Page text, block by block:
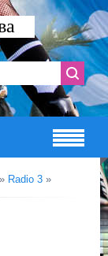
» Radio 3 »